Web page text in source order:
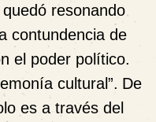
resonando
contundencia de
el poder político.
cultural”. De
es a través del